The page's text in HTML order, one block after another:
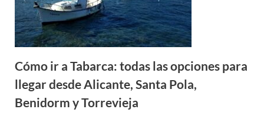
Cómo ir a Tabarca: todas las opciones para
llegar desde Alicante, Santa Pola,
Benidorm y Torrevieja